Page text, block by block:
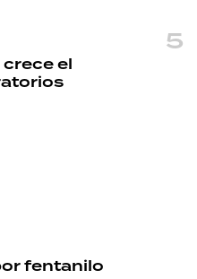
el
fentanilo